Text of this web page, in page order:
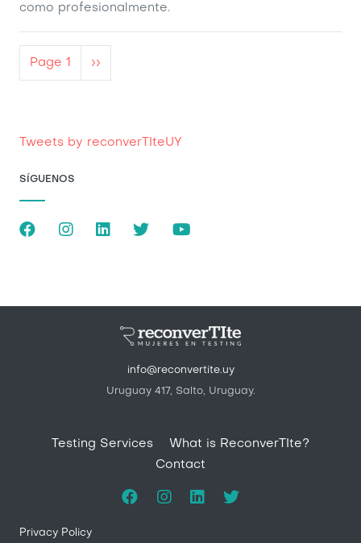
como profesionalmente.
Pagination
Page 1
Next
page
››
Tweets by reconverTIteUY
SÍGUENOS
info@reconvertite.uy
Uruguay 417, Salto, Uruguay.
Pie de página
Testing Services
What is ReconverTIte?
Contact
Privacy Policy